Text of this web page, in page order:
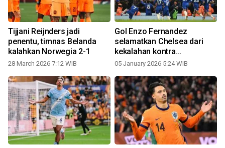
Tijjani Reijnders jadi
penentu, timnas Belanda
kalahkan Norwegia 2-1
28 March 2026 7:12 WIB
Gol Enzo Fernandez
selamatkan Chelsea dari
kekalahan kontra
Manchester City
05 January 2026 5:24 WIB